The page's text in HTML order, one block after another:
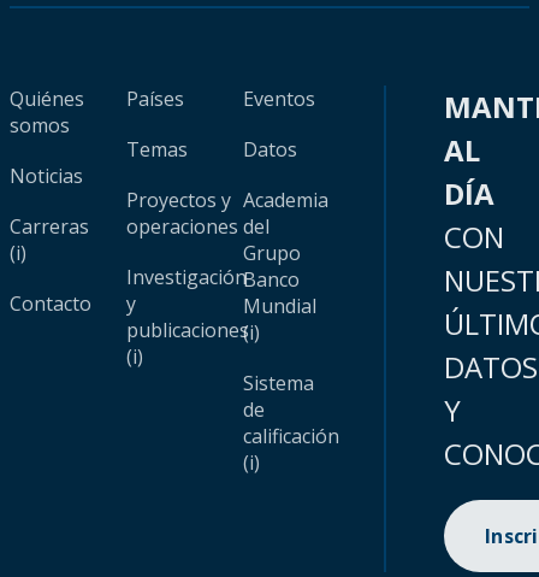
Quiénes
somos
Noticias
Carreras
(i)
Contacto
Países
Temas
Proyectos y
operaciones
Investigación
y
publicaciones
(i)
Eventos
Datos
Academia
del
Grupo
Banco
Mundial
(i)
Sistema
de
calificación
(i)
AL
DÍA
CON
DATOS
Y